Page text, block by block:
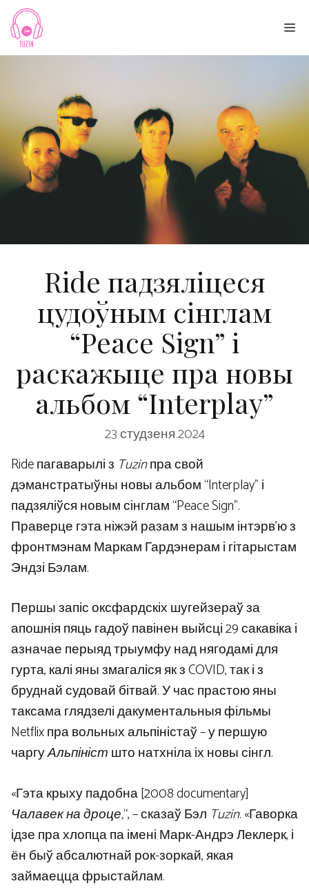
Skip
content
Ride падзяліцеся
цудоўным сінглам
“Peace Sign” і
раскажыце пра новы
альбом “Interplay”
23 студзеня 2024
Ride пагаварылі з Tuzinпра свой
дэманстратыўны новы альбом “Interplay” і
падзяліўся новым сінглам “Peace Sign”.
Праверце гэта ніжэй разам з нашым інтэрв’ю з
фронтмэнам Маркам Гардэнерам і гітарыстам
Эндзі Бэлам.
Першы запіс оксфардскіх шугейзераў за
апошнія пяць гадоў павінен выйсці 29 сакавіка і
азначае перыяд трыумфу над нягодамі для
гурта, калі яны змагаліся як з COVID, так і з
бруднай судовай бітвай. У час прастою яны
таксама глядзелі дакументальныя фільмы
Netflix пра вольных альпіністаў – у першую
чаргуАльпіністшто натхніла іх новы сінгл.
«Гэта крыху падобна [2008 documentary]
Чалавек на дроце,“, – сказаў Бэл Tuzin. «Гаворка
ідзе пра хлопца па імені Марк-Андрэ Леклерк, і
ён быў абсалютнай рок-зоркай, якая
займаецца фрыстайлам.